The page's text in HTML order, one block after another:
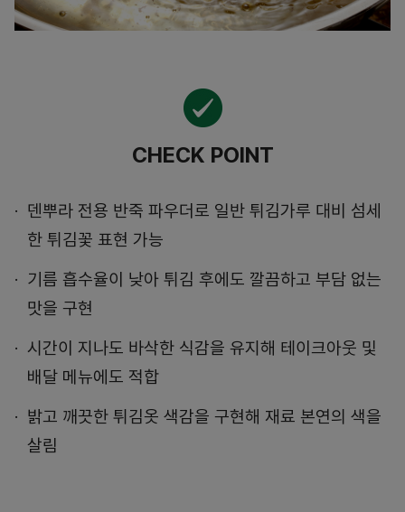
CHECK POINT
덴뿌라 전용 반죽 파우더로 일반 튀김가루 대비 섬세
한 튀김꽃 표현 가능
기름 흡수율이 낮아 튀김 후에도 깔끔하고 부담 없는
맛을 구현
시간이 지나도 바삭한 식감을 유지해 테이크아웃 및
배달 메뉴에도 적합
밝고 깨끗한 튀김옷 색감을 구현해 재료 본연의 색을
살림